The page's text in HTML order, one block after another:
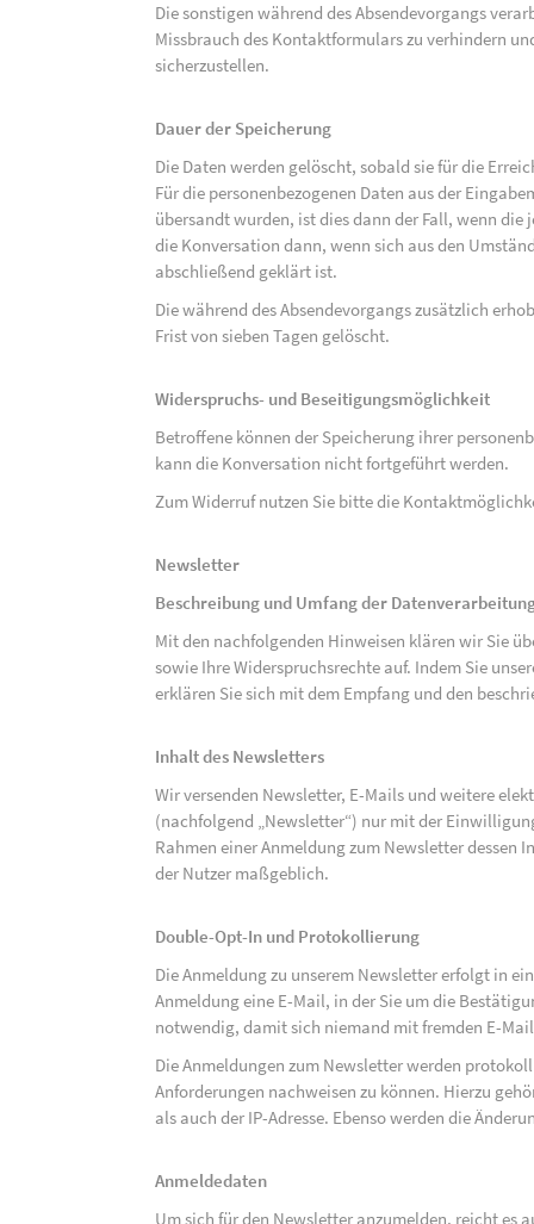
Die sonstigen während des Absendevorgangs
Missbrauch des Kontaktformulars zu verhindern
sicherzustellen.
Dauer der Speicherung
Die Daten werden gelöscht, sobald sie für die
Für die personenbezogenen Daten aus der
übersandt wurden, ist dies dann der Fall, wenn
die Konversation dann, wenn sich aus den
abschließend geklärt ist.
Die während des Absendevorgangs zusätzlich
Frist von sieben Tagen gelöscht.
Widerspruchs- und Beseitigungsmöglichkeit
Betroffene können der Speicherung ihrer
kann die Konversation nicht fortgeführt werden.
Zum Widerruf nutzen Sie bitte die
Newsletter
Beschreibung und Umfang der
Mit den nachfolgenden Hinweisen klären wir Sie
sowie Ihre Widerspruchsrechte auf. Indem Sie
erklären Sie sich mit dem Empfang und den
Inhalt des Newsletters
Wir versenden Newsletter, E-Mails und weitere
(nachfolgend „Newsletter“) nur mit der
Rahmen einer Anmeldung zum Newsletter
der Nutzer maßgeblich.
Double-Opt-In und Protokollierung
Die Anmeldung zu unserem Newsletter erfolgt in
Anmeldung eine E-Mail, in der Sie um die
notwendig, damit sich niemand mit fremden E-
Die Anmeldungen zum Newsletter werden
Anforderungen nachweisen zu können. Hierzu
als auch der IP-Adresse. Ebenso werden die
Anmeldedaten
Um sich für den Newsletter anzumelden, reicht es